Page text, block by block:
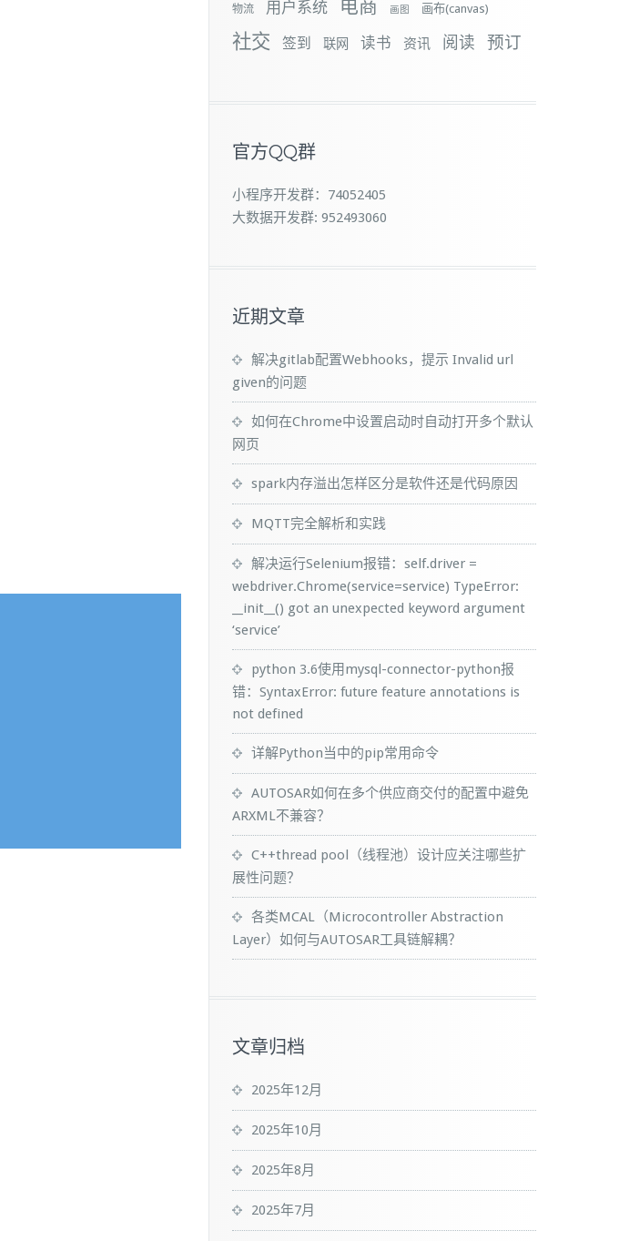
物流 用户系统 电商 画图 画布(canvas)
社交 签到 联网 读书 资讯 阅读 预订
官方QQ群
小程序开发群：74052405
大数据开发群: 952493060
近期文章
解决gitlab配置Webhooks，提示 Invalid url
given的问题
如何在Chrome中设置启动时自动打开多个默认
网页
spark内存溢出怎样区分是软件还是代码原因
MQTT完全解析和实践
解决运行Selenium报错：self.driver =
webdriver.Chrome(service=service) TypeError:
__init__() got an unexpected keyword argument
‘service’
python 3.6使用mysql-connector-python报
错：SyntaxError: future feature annotations is
not defined
详解Python当中的pip常用命令
AUTOSAR如何在多个供应商交付的配置中避免
ARXML不兼容？
C++thread pool（线程池）设计应关注哪些扩
展性问题？
各类MCAL（Microcontroller Abstraction
Layer）如何与AUTOSAR工具链解耦？
文章归档
2025年12月
2025年10月
2025年8月
2025年7月